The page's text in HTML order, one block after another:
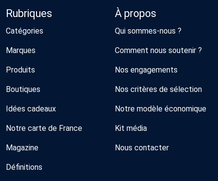
Rubriques
Catégories
Marques
Produits
Boutiques
Idées cadeaux
Notre carte de France
Magazine
Définitions
À propos
Qui sommes-nous ?
Comment nous soutenir ?
Nos engagements
Nos critères de sélection
Notre modèle économique
Kit média
Nous contacter